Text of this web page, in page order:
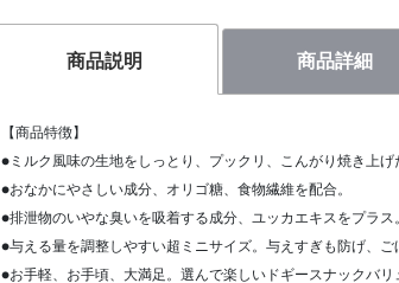
商品説明 商品詳細
【商品特徴】
●ミルク風味の生地をしっとり、プックリ、こんがり焼き上げ
●おなかにやさしい成分、オリゴ糖、食物繊維を配合。
●排泄物のいやな臭いを吸着する成分、ユッカエキスをプラス
●与える量を調整しやすい超ミニサイズ。与えすぎも防げ、ご
●お手軽、お手頃、大満足。選んで楽しいドギースナックバリ